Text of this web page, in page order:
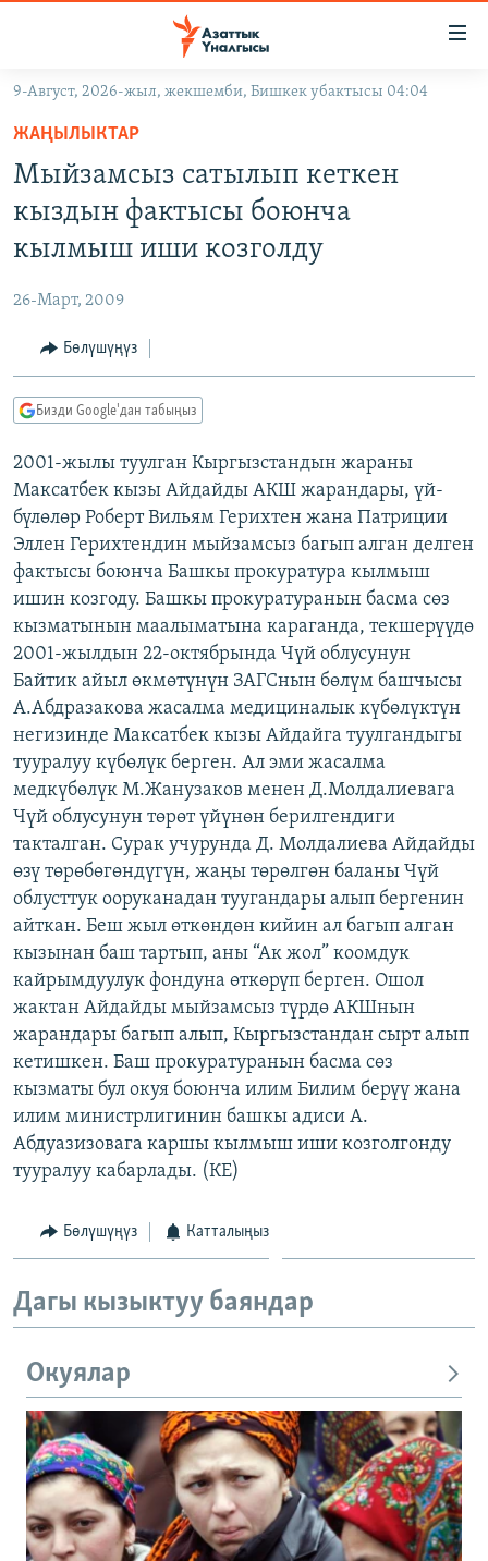
Навигацияга
өтүңүз
Издөөгө
салыңыз
МАДАНИЯТ
ТВ ПРОГРАММАЛАР
БҮГҮН АЗАТТЫКТА
ДАНИСТЕ
ЭЖЕ-СИҢДИЛЕР
АЗАТТЫК+
ПОДКАСТ
ОНЛАЙН ШЕРИНЕ
ЭЕ/АРнун бардык сайттары
9-Август, 2026-жыл, жекшемби, Бишкек убактысы 04:04
ЖАҢЫЛЫКТАР
Мыйзамсыз сатылып кеткен
кыздын фактысы боюнча
кылмыш иши козголду
26-Март, 2009
Бөлүшүңүз
Бизди Google'дан табыңыз
2001-жылы туулган Кыргызстандын жараны
Максатбек кызы Айдайды АКШ жарандары, үй-
бүлөлөр Роберт Вильям Герихтен жана Патриции
Эллен Герихтендин мыйзамсыз багып алган делген
фактысы боюнча Башкы прокуратура кылмыш
ишин козгоду. Башкы прокуратуранын басма сөз
кызматынын маалыматына караганда, текшерүүдө
2001-жылдын 22-октябрында Чүй облусунун
Байтик айыл өкмөтүнүн ЗАГСнын бөлүм башчысы
А.Абдразакова жасалма медициналык күбөлүктүн
негизинде Максатбек кызы Айдайга туулгандыгы
тууралуу күбөлүк берген. Ал эми жасалма
медкүбөлүк М.Жанузаков менен Д.Молдалиевага
Чүй облусунун төрөт үйүнөн берилгендиги
такталган. Сурак учурунда Д. Молдалиева Айдайды
өзү төрөбөгөндүгүн, жаңы төрөлгөн баланы Чүй
облусттук ооруканадан туугандары алып бергенин
айткан. Беш жыл өткөндөн кийин ал багып алган
кызынан баш тартып, аны “Ак жол” коомдук
кайрымдуулук фондуна өткөрүп берген. Ошол
жактан Айдайды мыйзамсыз түрдө АКШнын
жарандары багып алып, Кыргызстандан сырт алып
кетишкен. Баш прокуратуранын басма сөз
кызматы бул окуя боюнча илим Билим берүү жана
илим министрлигинин башкы адиси А.
Абдуазизовага каршы кылмыш иши козголгонду
тууралуу кабарлады. (КЕ)
Бөлүшүңүз Катталыңыз
Дагы кызыктуу баяндар
Окуялар